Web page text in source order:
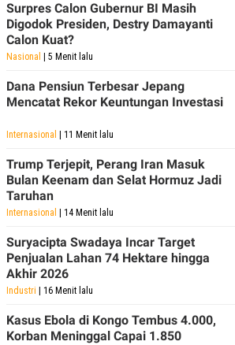
Surpres Calon Gubernur BI Masih
Digodok Presiden, Destry Damayanti
Calon Kuat?
Nasional | 5 Menit lalu
Dana Pensiun Terbesar Jepang
Mencatat Rekor Keuntungan Investasi
Internasional | 11 Menit lalu
Trump Terjepit, Perang Iran Masuk
Bulan Keenam dan Selat Hormuz Jadi
Taruhan
Internasional | 14 Menit lalu
Suryacipta Swadaya Incar Target
Penjualan Lahan 74 Hektare hingga
Akhir 2026
Industri | 16 Menit lalu
Kasus Ebola di Kongo Tembus 4.000,
Korban Meninggal Capai 1.850